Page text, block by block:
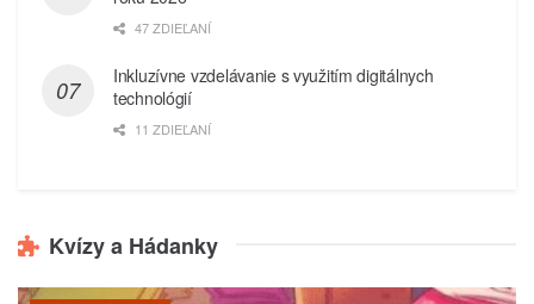
47 ZDIEĽANÍ
Inkluzívne vzdelávanie s využitím digitálnych
technológií
11 ZDIEĽANÍ
Kvízy a Hádanky